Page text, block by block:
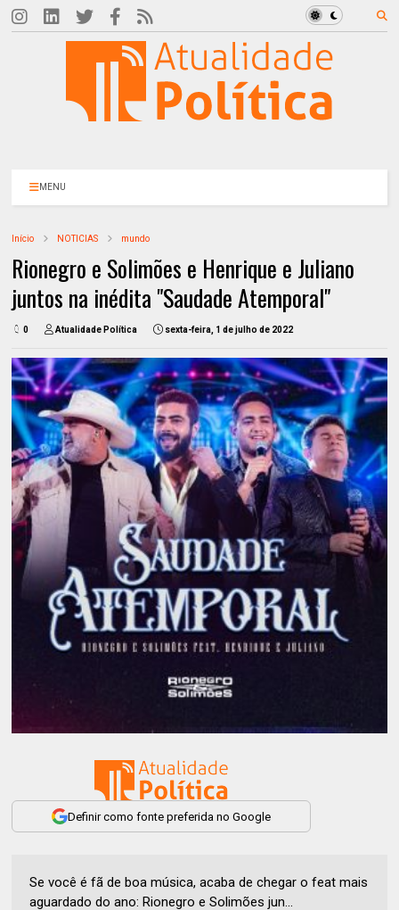
MENU
Início NOTICIAS mundo
Rionegro e Solimões e Henrique e Juliano
juntos na inédita "Saudade Atemporal"
0 Atualidade Política sexta-feira, 1 de julho de 2022
Definir como fonte preferida no Google
Se você é fã de boa música, acaba de chegar o feat mais
aguardado do ano: Rionegro e Solimões jun...